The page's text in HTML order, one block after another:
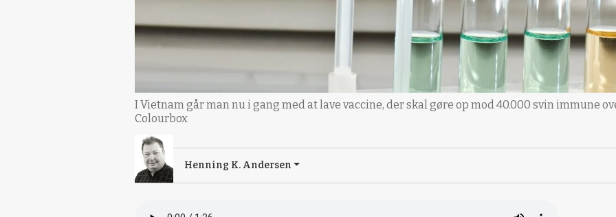
I Vietnam går man nu i gang med at lave vaccine, der skal gøre op mod 40.000 svin immune
Colourbox
Henning K. Andersen